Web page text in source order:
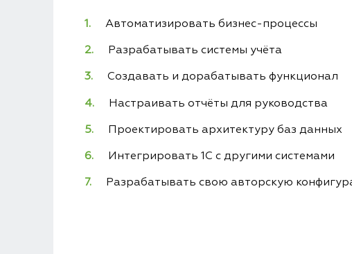
Автоматизировать бизнес-процессы
Разрабатывать системы учёта
Создавать и дорабатывать функционал
Настраивать отчёты для руководства
Проектировать архитектуру баз данных
Интегрировать 1С с другими системами
Разрабатывать свою авторскую